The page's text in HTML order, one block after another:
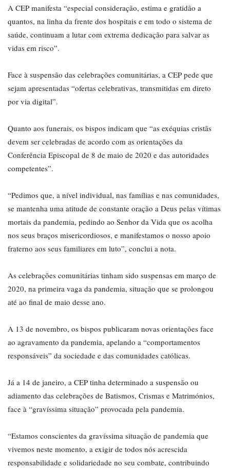
A CEP manifesta “especial consideração, estima e gratidão a
quantos, na linha da frente dos hospitais e em todo o sistema de
saúde, continuam a lutar com extrema dedicação para salvar as
vidas em risco”.
Face à suspensão das celebrações comunitárias, a CEP pede que
sejam apresentadas “ofertas celebrativas, transmitidas em direto
por via digital”.
Quanto aos funerais, os bispos indicam que “as exéquias cristãs
devem ser celebradas de acordo com as orientações da
Conferência Episcopal de 8 de maio de 2020 e das autoridades
competentes”.
“Pedimos que, a nível individual, nas famílias e nas comunidades,
se mantenha uma atitude de constante oração a Deus pelas vítimas
mortais da pandemia, pedindo ao Senhor da Vida que os acolha
nos seus braços misericordiosos, e manifestamos o nosso apoio
fraterno aos seus familiares em luto”, conclui a nota.
As celebrações comunitárias tinham sido suspensas em março de
2020, na primeira vaga da pandemia, situação que se prolongou
até ao final de maio desse ano.
A 13 de novembro, os bispos publicaram novas orientações face
ao agravamento da pandemia, apelando a “comportamentos
responsáveis” da sociedade e das comunidades católicas.
Já a 14 de janeiro, a CEP tinha determinado a suspensão ou
adiamento das celebrações de Batismos, Crismas e Matrimónios,
face à “gravíssima situação” provocada pela pandemia.
“Estamos conscientes da gravíssima situação de pandemia que
vivemos neste momento, a exigir de todos nós acrescida
responsabilidade e solidariedade no seu combate, contribuindo